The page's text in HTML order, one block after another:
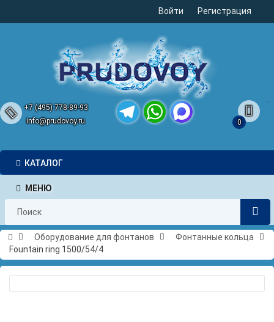
Войти Регистрация
+7 (495) 778-89-93
info@prudovoy.ru
0
КАТАЛОГ
МЕНЮ
Оборудование для фонтанов
Фонтанные кольца
Fountain ring 1500/54/4